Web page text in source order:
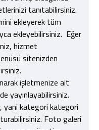
tanıtabilirsiniz.
ekleyerek tüm
ekleyebilirsiniz. Eğer
hizmet
sitenizden
işletmenize ait
yayınlayabilirsiniz.
yani kategori kategori
Foto galeri